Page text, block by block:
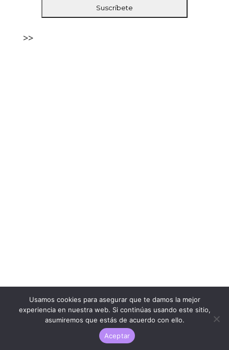
>>
LARESEÑAQUENADIEPIDIO.COM ® | 2023
Usamos cookies para asegurar que te damos la mejor
experiencia en nuestra web. Si continúas usando este sitio,
asumiremos que estás de acuerdo con ello.
Aceptar